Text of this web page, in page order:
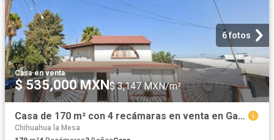
6 fotos
Casa·en venta
$ 535,000 MXN$ 3,147 MXN/m²
Casa de 170 m² con 4 recámaras en venta en Gas y Anexas
Chihuahua la Mesa